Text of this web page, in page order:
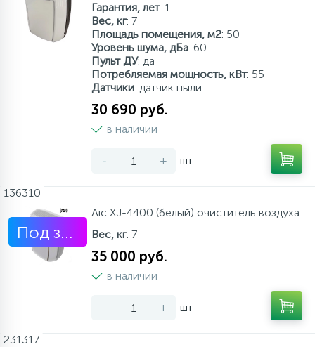
Гарантия, лет: 1
Вес, кг: 7
Площадь помещения, м2: 50
Уровень шума, дБа: 60
Пульт ДУ: да
Потребляемая мощность, кВт: 55
Датчики: датчик пыли
30 690 руб.
в наличии
- + шт
Под заказ
136310
Aic XJ-4400 (белый) очиститель воздуха
Вес, кг: 7
35 000 руб.
в наличии
- + шт
231317